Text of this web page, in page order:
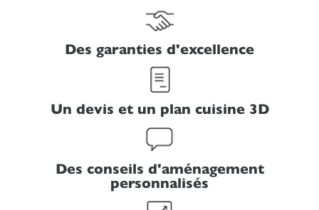
Des garanties d'excellence
Un devis et un plan cuisine 3D
Des conseils d'aménagement
personnalisés